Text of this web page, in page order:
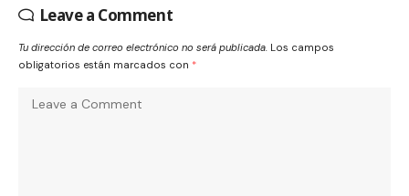
Leave a Comment
Tu dirección de correo electrónico no será publicada. Los campos
obligatorios están marcados con *